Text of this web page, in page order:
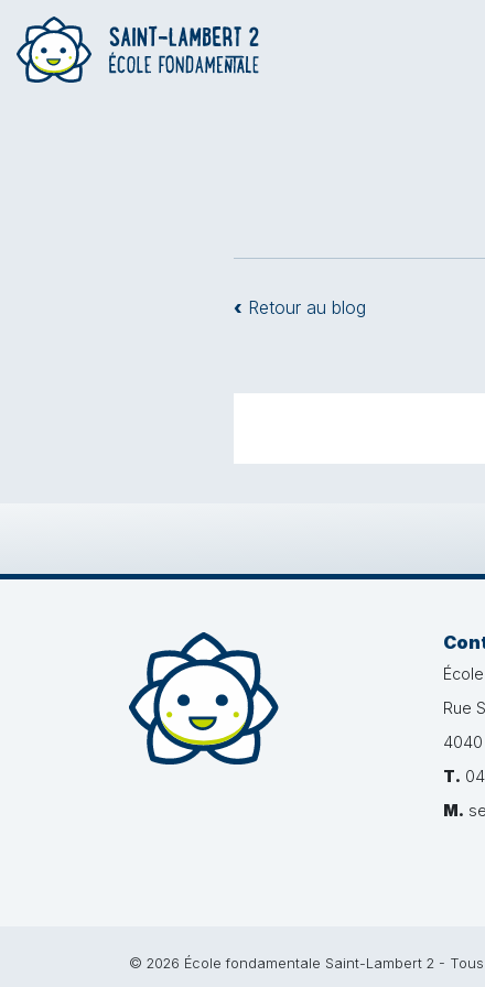
‹ Retour au blog
Rue
T.
M.
© 2026 École fondamentale Saint-Lambert 2 -